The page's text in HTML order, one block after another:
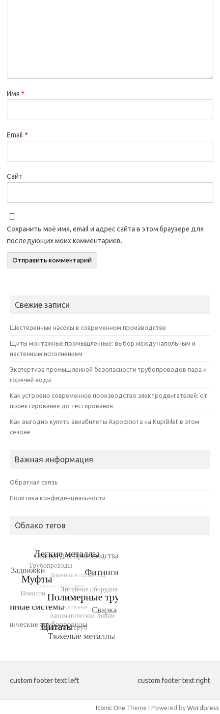
Имя *
Email *
Сайт
Сохранить моё имя, email и адрес сайта в этом браузере для
последующих моих комментариев.
Свежие записи
Шестеренные насосы в современном производстве
Щиты монтажные промышленные: выбор между напольным и
настенным исполнением
Экспертиза промышленной безопасности трубопроводов пара и
горячей воды
Как устроено современное производство электродвигателей: от
проектирования до тестирования
Как выгодно купить авиабилеты Аэрофлота на KupiBilet в этом
сезоне
Важная информация
Обратная связь
Политика конфиденциальности
Облако тегов
custom footer text left custom footer text right
Iconic One Theme | Powered by Wordpress